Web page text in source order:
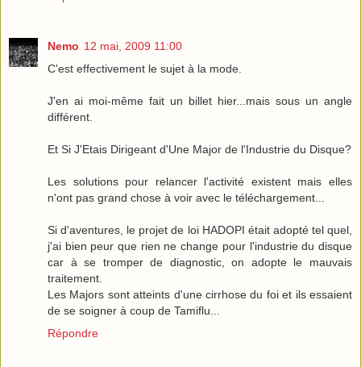
Nemo 12 mai, 2009 11:00
C'est effectivement le sujet à la mode.
J'en ai moi-même fait un billet hier...mais sous un angle
différent.
Et Si J'Etais Dirigeant d'Une Major de l'Industrie du Disque?
Les solutions pour relancer l'activité existent mais elles
n'ont pas grand chose à voir avec le téléchargement...
Si d'aventures, le projet de loi HADOPI était adopté tel quel,
j'ai bien peur que rien ne change pour l'industrie du disque
car à se tromper de diagnostic, on adopte le mauvais
traitement.
Les Majors sont atteints d'une cirrhose du foi et ils essaient
de se soigner à coup de Tamiflu...
Répondre